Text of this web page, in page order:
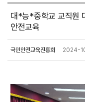
대*능*중학교 교직원
안전교육
국민안전교육진흥회 2024-